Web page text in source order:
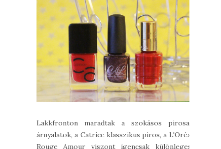
Lakkfronton maradtak a szokásos pirosas
árnyalatok, a Catrice klasszikus piros, a L'Oréal
Rouge Amour viszont igencsak különleges,